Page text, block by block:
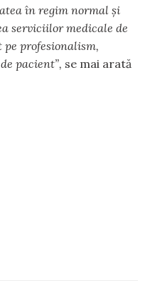
în regim normal și
serviciilor medicale de
profesionalism,
pacient”, se mai arată